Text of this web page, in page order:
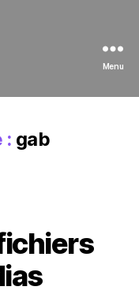
Menu
: gab